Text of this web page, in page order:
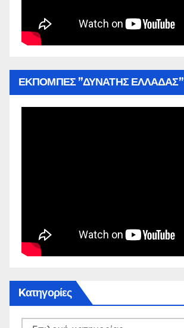
ΕΚΠΟΜΠΕΣ ”ΔΥΝΑΤΗΣ ΕΛΛΑΔΑΣ”
Kατηγορίες